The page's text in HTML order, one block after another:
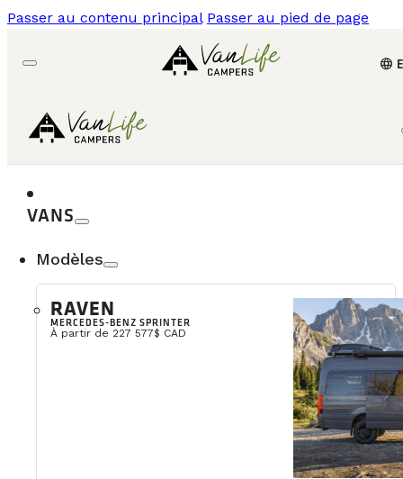
Passer au contenu principal Passer au pied de page
language
VANS
Modèles
RAVEN
MERCEDES-BENZ SPRINTER
À partir de 227 577$ CAD